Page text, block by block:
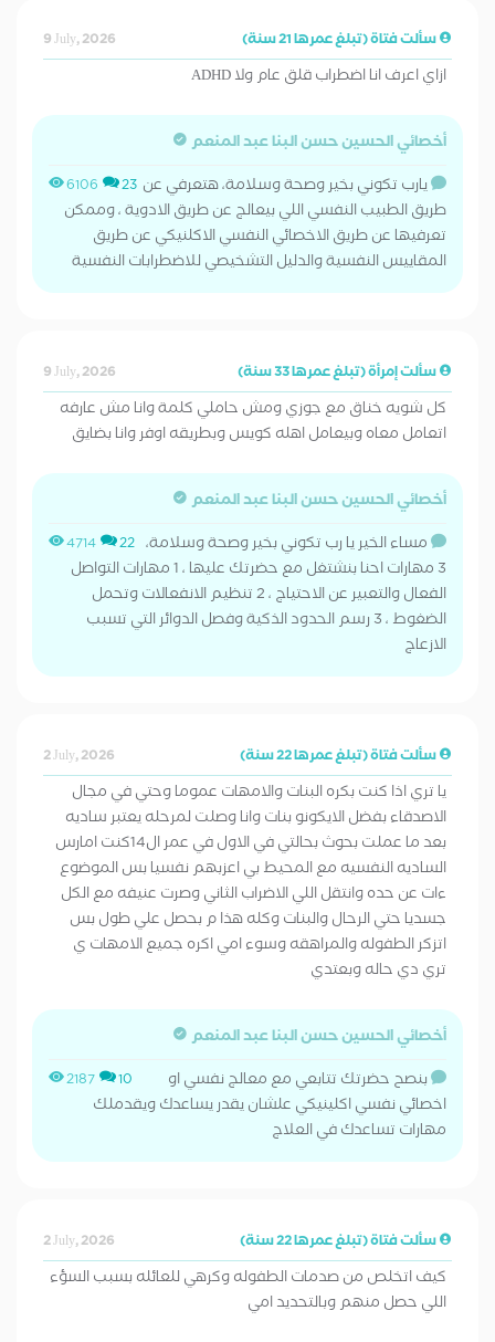
سألت فتاة (تبلغ عمرها 21 سنة) 9 July, 2026
ازاي اعرف انا اضطراب قلق عام ولا ADHD
أخصائي الحسين حسن البنا عبد المنعم
6106 23 يارب تكوني بخير وصحة وسلامة، هتعرفي عن
طريق الطبيب النفسي اللي بيعالج عن طريق الادوية ، وممكن
تعرفيها عن طريق الاخصائي النفسي الاكلنيكي عن طريق
المقاييس النفسية والدليل التشخيصي للاضطرابات النفسية
سألت إمرأة (تبلغ عمرها 33 سنة) 9 July, 2026
كل شويه خناق مع جوزي ومش حاملي كلمة وانا مش عارفه
اتعامل معاه وبيعامل اهله كويس وبطريقه اوفر وانا بضايق
أخصائي الحسين حسن البنا عبد المنعم
4714 22 مساء الخير يا رب تكوني بخير وصحة وسلامة،
3 مهارات احنا بنشتغل مع حضرتك عليها ، 1 مهارات التواصل
الفعال والتعبير عن الاحتياج ، 2 تنظيم الانفعالات وتحمل
الضغوط ، 3 رسم الحدود الذكية وفصل الدوائر التي تسبب
الازعاج
سألت فتاة (تبلغ عمرها 22 سنة) 2 July, 2026
يا تري اذا كنت بكره البنات والامهات عموما وحتي في مجال
الاصدقاء بفضل الايكونو بنات وانا وصلت لمرحله يعتبر ساديه
بعد ما عملت بحوث بحالتي في الاول في عمر ال14كنت امارس
الساديه النفسيه مع المحيط بي اعزبهم نفسيا بس الموضوع
ءات عن حده وانتقل اللي الاضراب الثاني وصرت عنيفه مع الكل
جسديا حتي الرحال والبنات وكله هذا م بحصل علي طول بس
اتزكر الطفوله والمراهقه وسوء امي اكره جميع الامهات ي
تري دي حاله وبعتدي
أخصائي الحسين حسن البنا عبد المنعم
2187 10
بنصح حضرتك تتابعي مع معالج نفسي او
اخصائي نفسي اكلينيكي علشان يقدر يساعدك ويقدملك
مهارات تساعدك في العلاج
سألت فتاة (تبلغ عمرها 22 سنة) 2 July, 2026
كيف اتخلص من صدمات الطفوله وكرهي للعائله بسبب السؤء
اللي حصل منهم وبالتحديد امي